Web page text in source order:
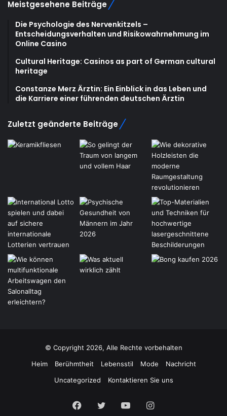
Meistgesehene Beiträge
Die Psychologie des Nervenkitzels –
Entscheidungsverhalten und Risikowahrnehmung im
Online Casino
Cultural Heritage: Casinos as part of German cultural
heritage
Constanze Merz Ärztin: Ein Einblick in das Leben und
die Karriere einer führenden deutschen Ärztin
Zuletzt geänderte Beiträge
© Copyright 2026, Alle Rechte vorbehalten
Heim
Berühmtheit Lebensstil Mode
Nachricht
Uncategorized
Kontaktieren Sie uns
Facebook
Twitter YouTubeInstagram